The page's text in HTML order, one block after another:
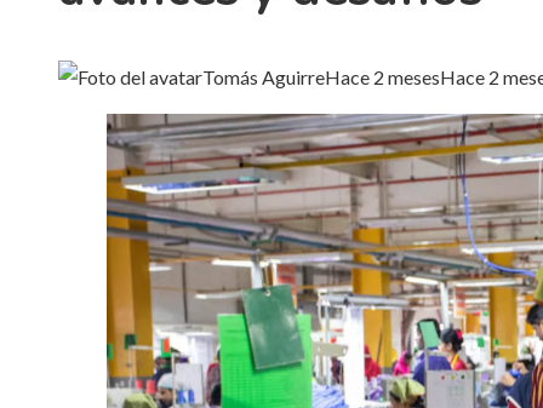
Tomás AguirreHace 2 mesesHace 2